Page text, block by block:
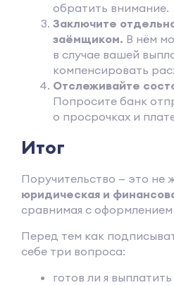
обратить внимание.
Заключите
заёмщиком. В нём
в случае вашей
компенсировать
Отслеживайте
Попросите банк
о просрочках и
Итог
Поручительство — это не
юридическая и
сравнимая с
Перед тем как
себе три вопроса:
готов ли я